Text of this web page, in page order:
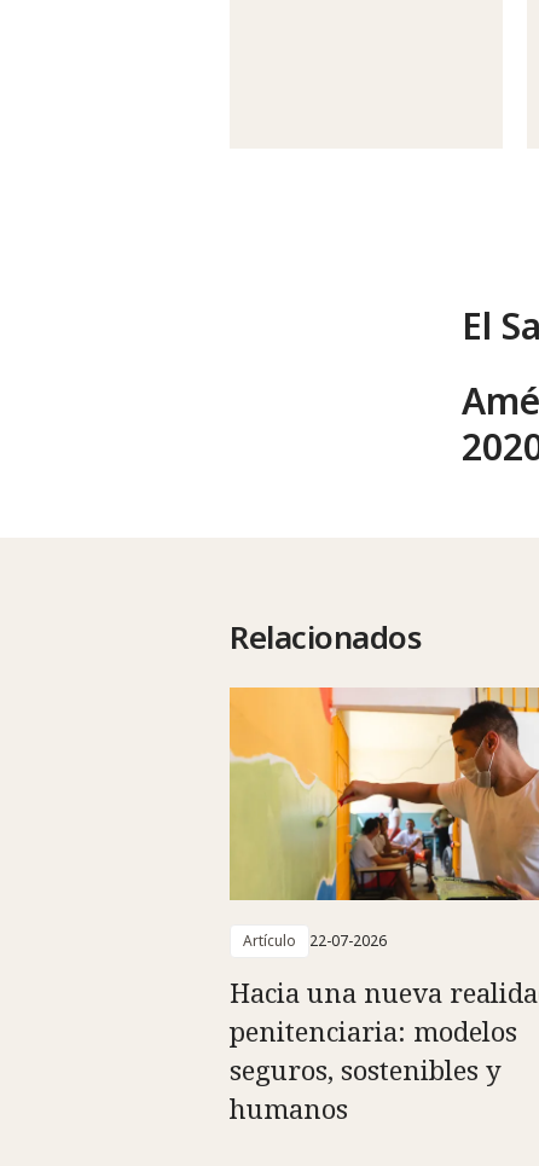
El
Relacionados
Artículo 22-07-2026
Hacia una nueva
penitenciaria: modelos
seguros, sostenibles y
humanos